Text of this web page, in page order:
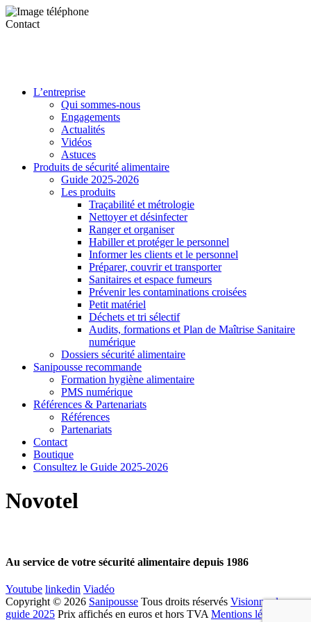
Contact
L’entreprise
Qui sommes-nous
Engagements
Actualités
Vidéos
Astuces
Produits de sécurité alimentaire
Guide 2025-2026
Les produits
Traçabilité et métrologie
Nettoyer et désinfecter
Ranger et organiser
Habiller et protéger le personnel
Informer les clients et le personnel
Préparer, couvrir et transporter
Sanitaires et espace fumeurs
Prévenir les contaminations croisées
Petit matériel
Déchets et tri sélectif
Audits, formations et Plan de Maîtrise Sanitaire
numérique
Dossiers sécurité alimentaire
Sanipousse recommande
Formation hygiène alimentaire
PMS numérique
Références & Partenariats
Références
Partenariats
Contact
Boutique
Consultez le Guide 2025-2026
Novotel
Au service de votre sécurité alimentaire depuis 1986
Youtube linkedin Viadéo
Copyright © 2026 Sanipousse Tous droits réservés Visionner le
guide 2025 Prix affichés en euros et hors TVA Mentions légales